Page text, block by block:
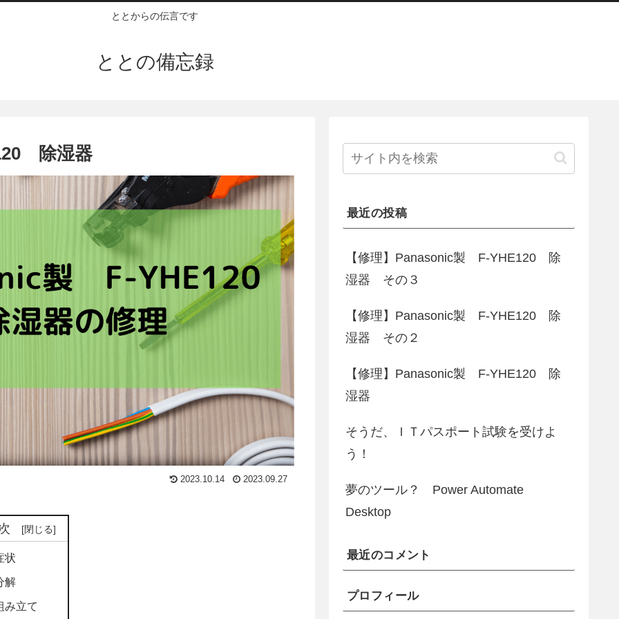
ととからの伝言です
ととの備忘録
除湿器
2023.10.14 2023.09.27
状
解
み立て
最近の投稿
【修理】Panasonic製 F-YHE120 除
湿器 その３
【修理】Panasonic製 F-YHE120 除
湿器 その２
【修理】Panasonic製 F-YHE120 除
湿器
そうだ、ＩＴパスポート試験を受けよ
う！
夢のツール？ Power Automate
Desktop
最近のコメント
プロフィール